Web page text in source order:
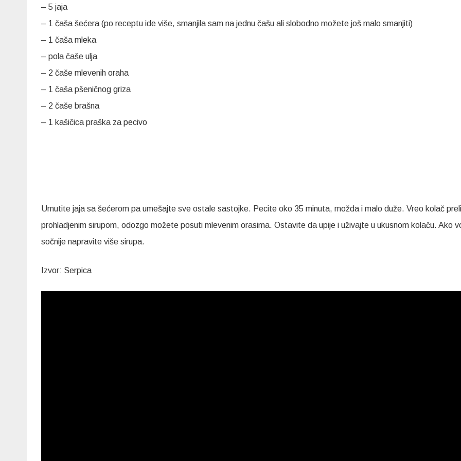
– 5 jaja
– 1 čaša šećera (po receptu ide više, smanjila sam na jednu čašu ali slobodno možete još malo smanjiti)
– 1 čaša mleka
– pola čaše ulja
– 2 čaše mlevenih oraha
– 1 čaša pšeničnog griza
– 2 čaše brašna
– 1 kašičica praška za pecivo
Umutite jaja sa šećerom pa umešajte sve ostale sastojke. Pecite oko 35 minuta, možda i malo duže. Vreo kolač
prohladjenim sirupom, odozgo možete posuti mlevenim orasima. Ostavite da upije i uživajte u ukusnom kolaču. Ako
sočnije napravite više sirupa.
Izvor: Serpica